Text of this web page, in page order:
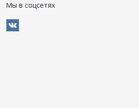
Мы в соцсетях